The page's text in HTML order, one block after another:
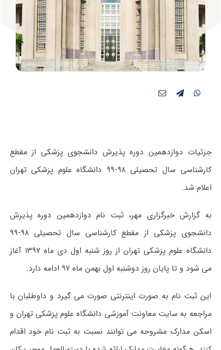
جزئیات دوازدهمین دوره پذیرش دانشجوی پزشکی از مقطع
کارشناسی سال تحصیلی ۹۸-۹۹ دانشگاه علوم پزشکی تهران
اعلام شد.
به گزارش خبرگزاری مهر، ثبت نام دوازدهمین دوره پذیرش
دانشجوی پزشکی از مقطع کارشناسی سال تحصیلی ۹۸-۹۹
دانشگاه علوم پزشکی تهران از روز شنبه اول دی ماه ۱۳۹۷ آغاز
می شود و تا پایان روز دوشنبه اول بهمن ماه ۹۷ ادامه دارد.
این ثبت نام به صورت اینترنتی صورت می گیرد و داوطلبان با
مراجعه به سایت معاونت آموزشی دانشگاه علوم پزشکی تهران و
اسکن مدارک مشروحه می توانند نسبت به ثبت نام خود اقدام